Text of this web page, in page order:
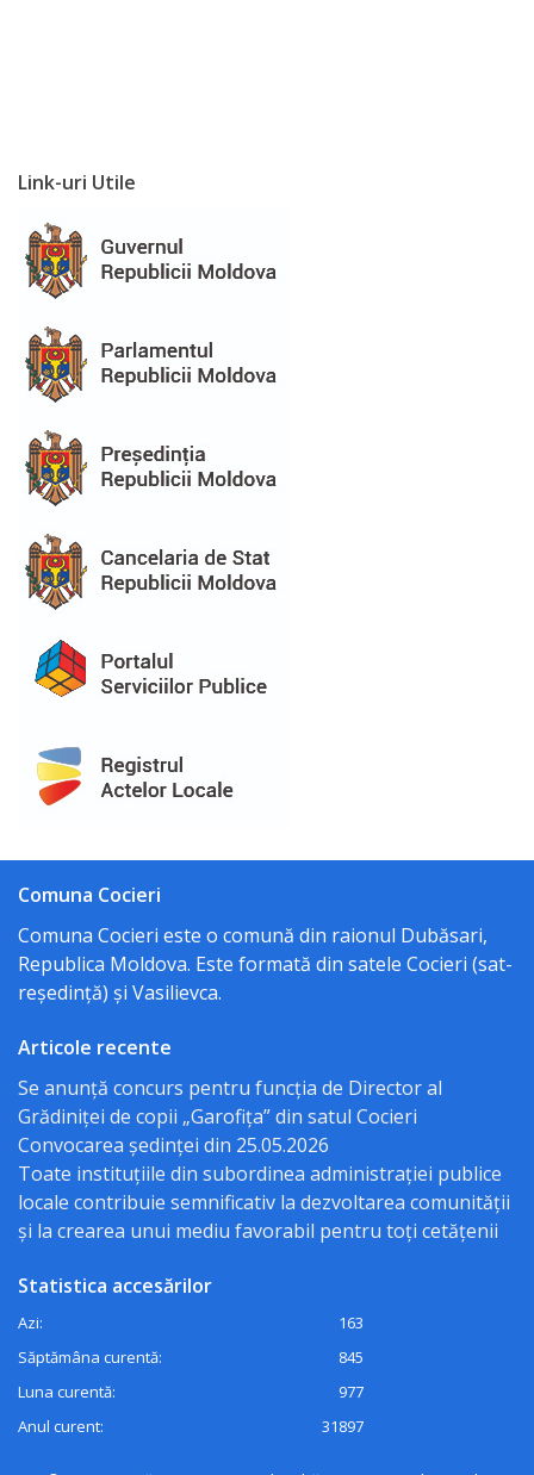
Secretar
Comisii
de
specialitate
Procese
verbale
Acte
normative
Regulamente
Deciziile
consiliului
Dispozițiile
primarului
Transparență
Bugetul
Taxe
și
Impozite
Achiziții
publice
decizională
Consultări
Link-uri Utile
Comuna Cocieri
Comuna Cocieri este o comună din raionul Dubăsari,
Republica Moldova. Este formată din satele Cocieri (sat-
reședință) și Vasilievca.
Articole recente
Se anunță concurs pentru funcția de Director al
Grădiniței de copii „Garofița” din satul Cocieri
Convocarea ședinței din 25.05.2026
Toate instituțiile din subordinea administrației publice
locale contribuie semnificativ la dezvoltarea comunității
și la crearea unui mediu favorabil pentru toți cetățenii
Statistica accesărilor
Azi:
163
Săptămâna curentă:
845
Luna curentă:
977
Anul curent:
31897